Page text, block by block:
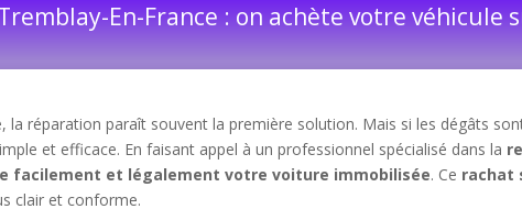
En-France : on achète votre véhicule
la réparation paraît souvent la première solution. Mais si les dégâts
et efficace. En faisant appel à un professionnel spécialisé dans la
facilement et légalement votre voiture immobilisée. Ce rachat
clair et conforme.